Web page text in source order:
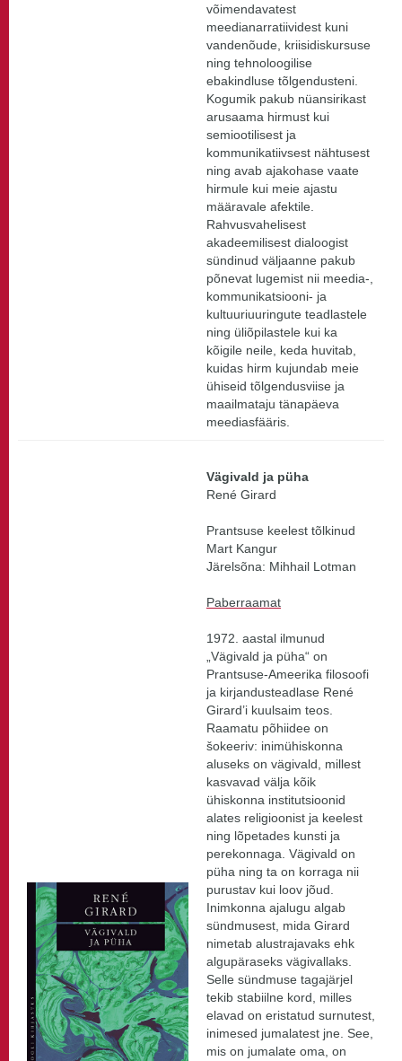
võimendavatest
meedianarratiividest kuni
vandenõude, kriisidiskursuse
ning tehnoloogilise
ebakindluse tõlgendusteni.
Kogumik pakub nüansirikast
arusaama hirmust kui
semiootilisest ja
kommunikatiivsest nähtusest
ning avab ajakohase vaate
hirmule kui meie ajastu
määravale afektile.
Rahvusvahelisest
akadeemilisest dialoogist
sündinud väljaanne pakub
põnevat lugemist nii meedia-,
kommunikatsiooni- ja
kultuuriuuringute teadlastele
ning üliõpilastele kui ka
kõigile neile, keda huvitab,
kuidas hirm kujundab meie
ühiseid tõlgendusviise ja
maailmataju tänapäeva
meediasfääris.
Vägivald ja püha
René Girard
Prantsuse keelest tõlkinud
Mart Kangur
Järelsõna: Mihhail Lotman
Paberraamat
1972. aastal ilmunud
„Vägivald ja püha“ on
Prantsuse-Ameerika filosoofi
ja kirjandusteadlase René
Girard’i kuulsaim teos.
Raamatu põhiidee on
šokeeriv: inimühiskonna
aluseks on vägivald, millest
kasvavad välja kõik
ühiskonna institutsioonid
alates religioonist ja keelest
ning lõpetades kunsti ja
perekonnaga. Vägivald on
püha ning ta on korraga nii
purustav kui loov jõud.
Inimkonna ajalugu algab
sündmusest, mida Girard
nimetab alustrajavaks ehk
algupäraseks vägivallaks.
Selle sündmuse tagajärjel
tekib stabiilne kord, milles
elavad on eristatud surnutest,
inimesed jumalatest jne. See,
mis on jumalate oma, on